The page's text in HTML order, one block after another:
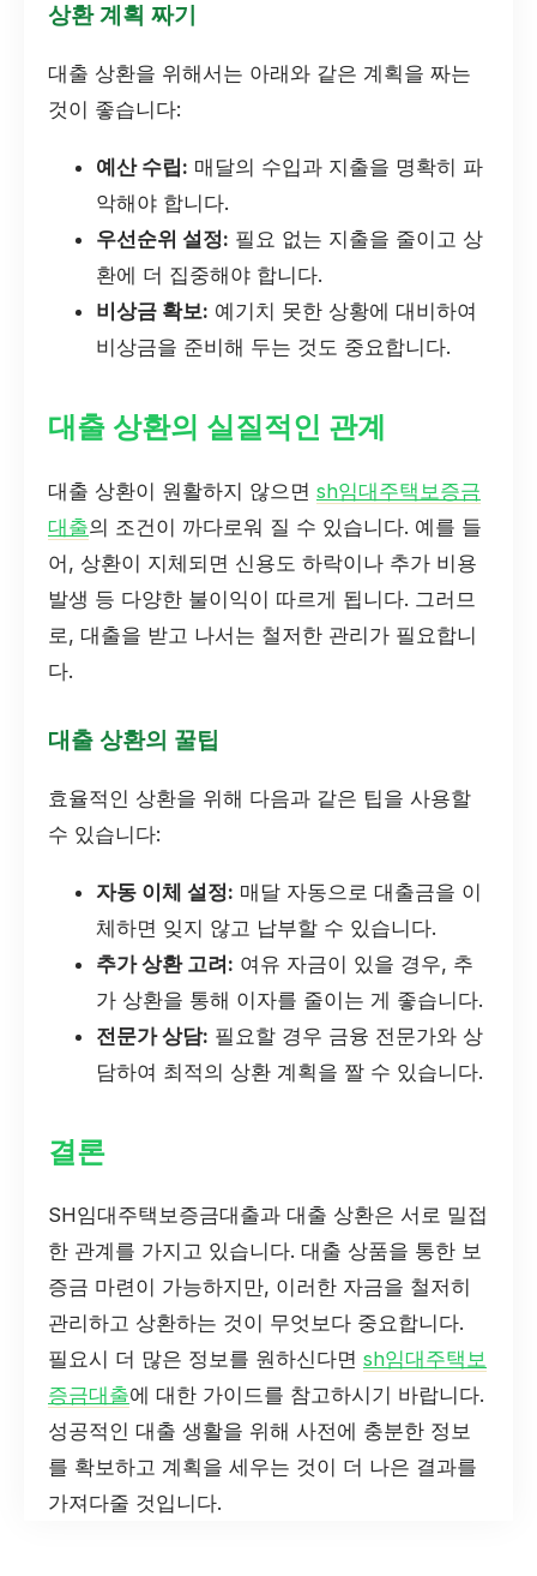
상환 계획 짜기
대출 상환을 위해서는 아래와 같은 계획을 짜는
것이 좋습니다:
예산 수립: 매달의 수입과 지출을 명확히 파
악해야 합니다.
우선순위 설정: 필요 없는 지출을 줄이고 상
환에 더 집중해야 합니다.
비상금 확보: 예기치 못한 상황에 대비하여
비상금을 준비해 두는 것도 중요합니다.
대출 상환의 실질적인 관계
대출 상환이 원활하지 않으면 sh임대주택보증금
대출의 조건이 까다로워 질 수 있습니다. 예를 들
어, 상환이 지체되면 신용도 하락이나 추가 비용
발생 등 다양한 불이익이 따르게 됩니다. 그러므
로, 대출을 받고 나서는 철저한 관리가 필요합니
다.
대출 상환의 꿀팁
효율적인 상환을 위해 다음과 같은 팁을 사용할
수 있습니다:
자동 이체 설정: 매달 자동으로 대출금을 이
체하면 잊지 않고 납부할 수 있습니다.
추가 상환 고려: 여유 자금이 있을 경우, 추
가 상환을 통해 이자를 줄이는 게 좋습니다.
전문가 상담: 필요할 경우 금융 전문가와 상
담하여 최적의 상환 계획을 짤 수 있습니다.
결론
SH임대주택보증금대출과 대출 상환은 서로 밀접
한 관계를 가지고 있습니다. 대출 상품을 통한 보
증금 마련이 가능하지만, 이러한 자금을 철저히
관리하고 상환하는 것이 무엇보다 중요합니다.
필요시 더 많은 정보를 원하신다면 sh임대주택보
증금대출에 대한 가이드를 참고하시기 바랍니다.
성공적인 대출 생활을 위해 사전에 충분한 정보
를 확보하고 계획을 세우는 것이 더 나은 결과를
가져다줄 것입니다.